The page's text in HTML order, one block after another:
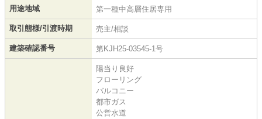
用途地域 第一種中高層住居専用
取引態様/引渡時期 売主/相談
建築確認番号 第KJH25-03545-1号
陽当り良好
フローリング
バルコニー
都市ガス
公営水道